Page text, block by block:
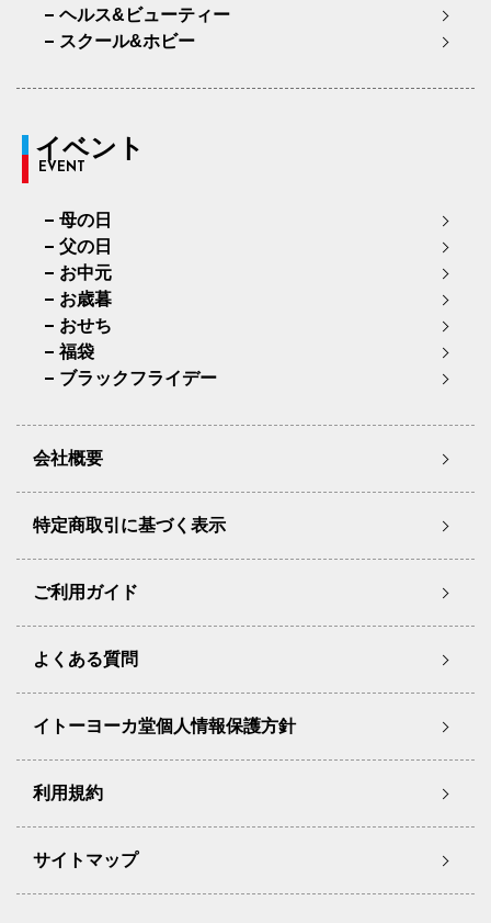
ヘルス&ビューティー
スクール&ホビー
イベント
EVENT
母の日
父の日
お中元
お歳暮
おせち
福袋
ブラックフライデー
会社概要
特定商取引に基づく表示
ご利用ガイド
よくある質問
イトーヨーカ堂個人情報保護方針
利用規約
サイトマップ